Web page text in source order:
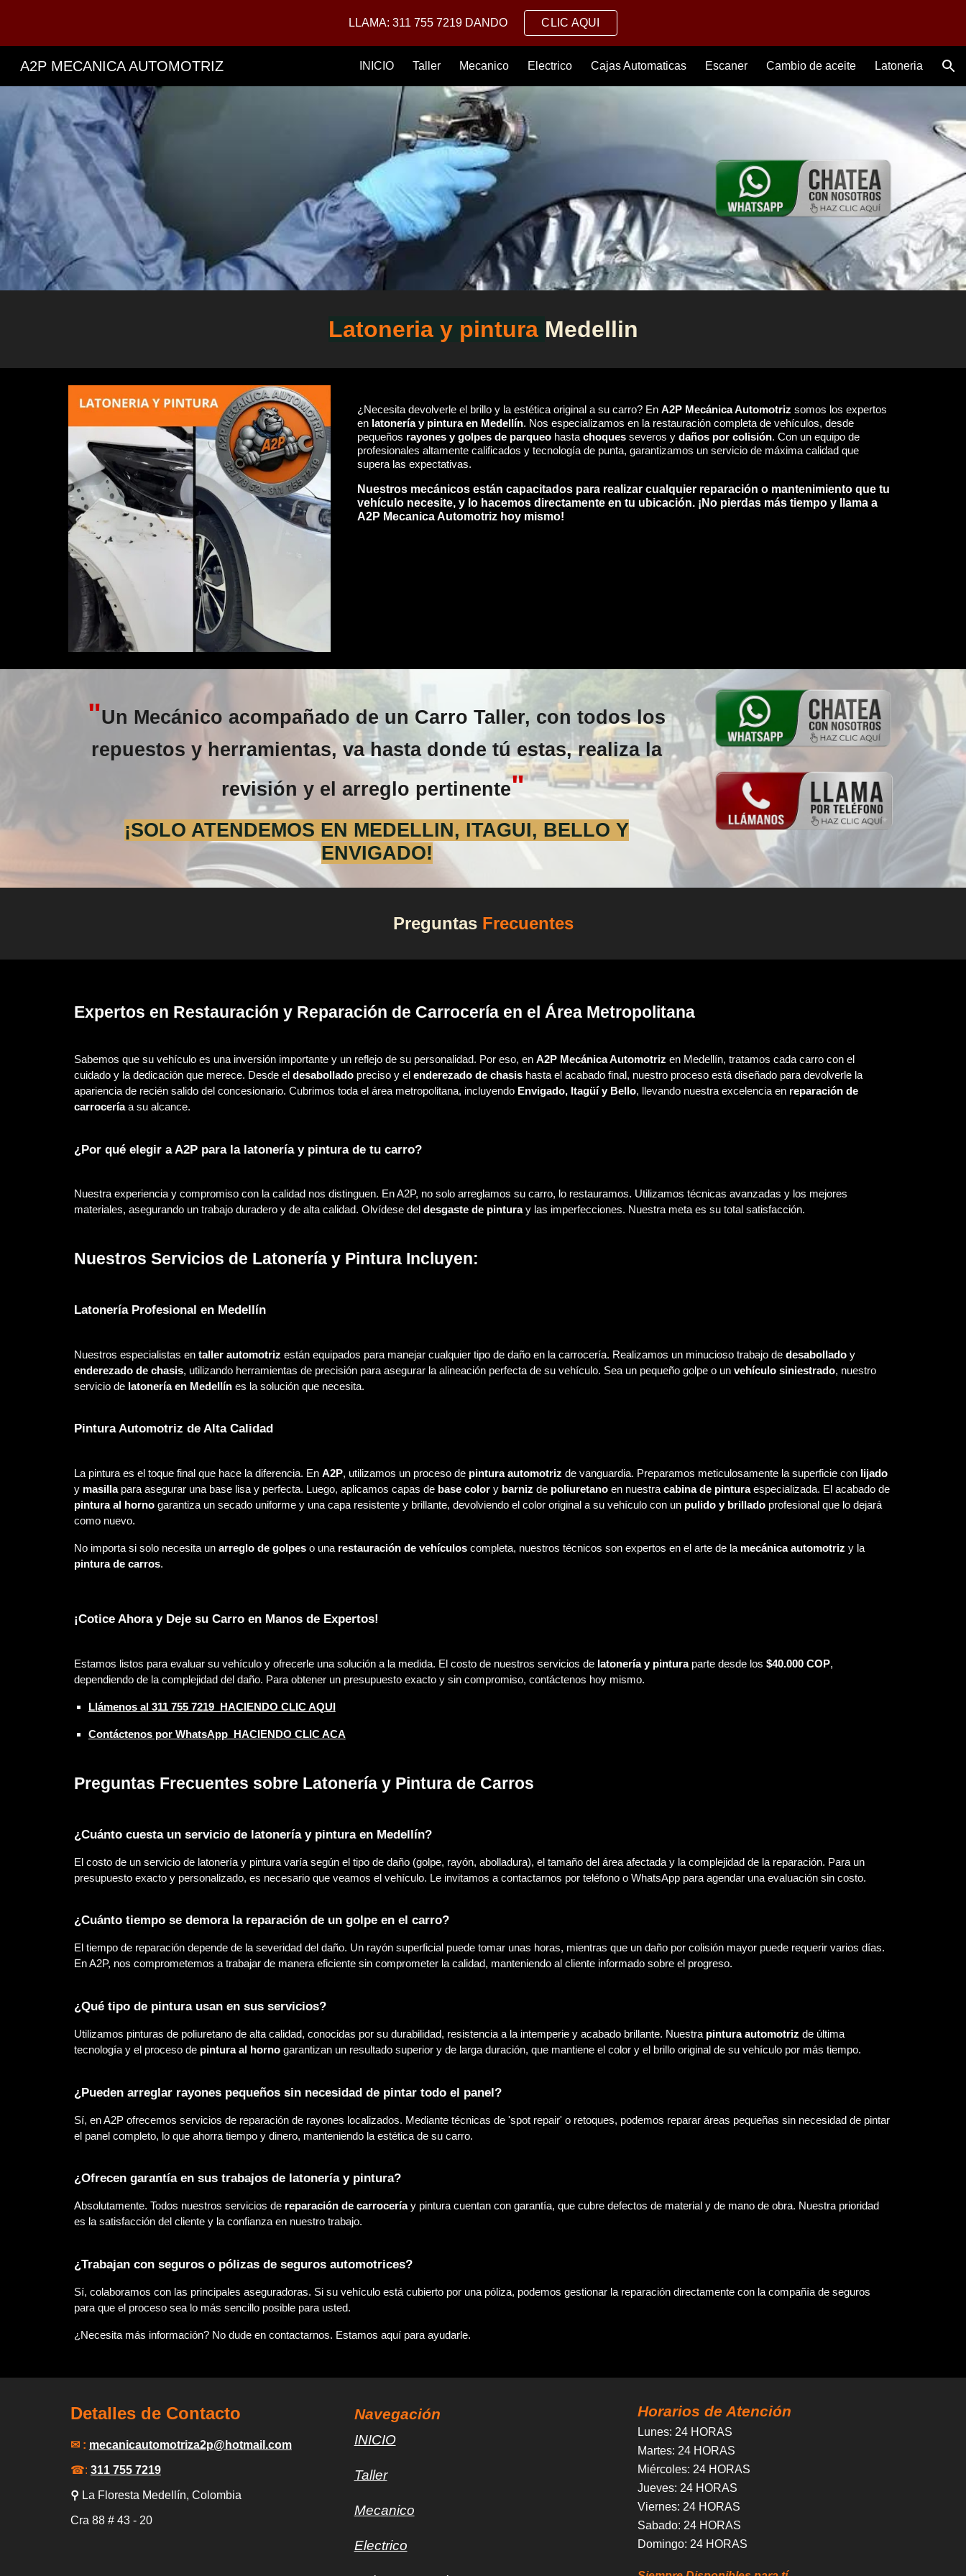
Skip to main content Skip to navigation
LLAMA: 311 755 7219 DANDO CLIC AQUI
A2P MECANICA AUTOMOTRIZ INICIO Taller Mecanico Electrico Cajas Automaticas Escaner Cambio de aceite Latoneria
Latoneria y pintura Medellin
¿Necesita devolverle el brillo y la estética original a su carro? EnA2P Mecánica Automotriz somos los expertos
en latonería y pintura en Medellín. Nos especializamos en la restauración completa de vehículos, desde
pequeños rayones y golpes de parqueo hastachoques severos ydaños por colisión. Con un equipo de
profesionales altamente calificados y tecnología de punta, garantizamos un servicio de máxima calidad que
supera las expectativas.
Nuestros mecánicos están capacitados para realizar cualquier reparación o mantenimiento que tu
vehículo necesite, y lo hacemos directamente en tu ubicación. ¡No pierdas más tiempo y llama a
A2P Mecanica Automotriz hoy mismo!
"Un Mecánico acompañado de un Carro Taller, con todos los
repuestos y herramientas, va hasta donde tú estas, realiza la
revisión y el arreglo pertinente"
¡SOLO ATENDEMOS EN MEDELLIN, ITAGUI, BELLO Y
ENVIGADO!
Preguntas Frecuentes
Expertos en Restauración y Reparación de Carrocería en el Área Metropolitana
Sabemos que su vehículo es una inversión importante y un reflejo de su personalidad. Por eso, en A2P Mecánica Automotriz en Medellín, tratamos cada carro con el
cuidado y la dedicación que merece. Desde el desabolladopreciso y el enderezado de chasishasta el acabado final, nuestro proceso está diseñado para devolverle la
apariencia de recién salido del concesionario. Cubrimos toda el área metropolitana, incluyendo Envigado, Itagüí y Bello, llevando nuestra excelencia en reparación de
carroceríaa su alcance.
¿Por qué elegir a A2P para la latonería y pintura de tu carro?
Nuestra experiencia y compromiso con la calidad nos distinguen. En A2P, no solo arreglamos su carro, lo restauramos. Utilizamos técnicas avanzadas y los mejores
materiales, asegurando un trabajo duradero y de alta calidad. Olvídese del desgaste de pinturay las imperfecciones. Nuestra meta es su total satisfacción.
Nuestros Servicios de Latonería y Pintura Incluyen:
Latonería Profesional en Medellín
Nuestros especialistas en taller automotriz están equipados para manejar cualquier tipo de daño en la carrocería. Realizamos un minucioso trabajo de desabolladoy
enderezado de chasis, utilizando herramientas de precisión para asegurar la alineación perfecta de su vehículo. Sea un pequeño golpe o un vehículo siniestrado, nuestro
servicio de latonería en Medellínes la solución que necesita.
Pintura Automotriz de Alta Calidad
La pintura es el toque final que hace la diferencia. En A2P, utilizamos un proceso de pintura automotriz de vanguardia. Preparamos meticulosamente la superficie con lijado
y masillapara asegurar una base lisa y perfecta. Luego, aplicamos capas de base colory barniz de poliuretanoen nuestra cabina de pinturaespecializada. El acabado de
pintura al hornogarantiza un secado uniforme y una capa resistente y brillante, devolviendo el color original a su vehículo con un pulido y brilladoprofesional que lo dejará
como nuevo.
No importa si solo necesita un arreglo de golpeso una restauración de vehículoscompleta, nuestros técnicos son expertos en el arte de la mecánica automotriz y la
pintura de carros.
¡Cotice Ahora y Deje su Carro en Manos de Expertos!
Estamos listos para evaluar su vehículo y ofrecerle una solución a la medida. El costo de nuestros servicios de latonería y pinturaparte desde los $40.000 COP,
dependiendo de la complejidad del daño. Para obtener un presupuesto exacto y sin compromiso, contáctenos hoy mismo.
Llámenos al 311 755 7219 HACIENDO CLIC AQUI
Contáctenos por WhatsApp HACIENDO CLIC ACA
Preguntas Frecuentes sobre Latonería y Pintura de Carros
¿Cuánto cuesta un servicio de latonería y pintura en Medellín?
El costo de un servicio de latonería y pintura varía según el tipo de daño (golpe, rayón, abolladura), el tamaño del área afectada y la complejidad de la reparación. Para un
presupuesto exacto y personalizado, es necesario que veamos el vehículo. Le invitamos a contactarnos por teléfono o WhatsApp para agendar una evaluación sin costo.
¿Cuánto tiempo se demora la reparación de un golpe en el carro?
El tiempo de reparación depende de la severidad del daño. Un rayón superficial puede tomar unas horas, mientras que un daño por colisión mayor puede requerir varios días.
En A2P, nos comprometemos a trabajar de manera eficiente sin comprometer la calidad, manteniendo al cliente informado sobre el progreso.
¿Qué tipo de pintura usan en sus servicios?
Utilizamos pinturas de poliuretano de alta calidad, conocidas por su durabilidad, resistencia a la intemperie y acabado brillante. Nuestra pintura automotriz de última
tecnología y el proceso de pintura al hornogarantizan un resultado superior y de larga duración, que mantiene el color y el brillo original de su vehículo por más tiempo.
¿Pueden arreglar rayones pequeños sin necesidad de pintar todo el panel?
Sí, en A2P ofrecemos servicios de reparación de rayones localizados. Mediante técnicas de 'spot repair' o retoques, podemos reparar áreas pequeñas sin necesidad de pintar
el panel completo, lo que ahorra tiempo y dinero, manteniendo la estética de su carro.
¿Ofrecen garantía en sus trabajos de latonería y pintura?
Absolutamente. Todos nuestros servicios de reparación de carroceríay pintura cuentan con garantía, que cubre defectos de material y de mano de obra. Nuestra prioridad
es la satisfacción del cliente y la confianza en nuestro trabajo.
¿Trabajan con seguros o pólizas de seguros automotrices?
Sí, colaboramos con las principales aseguradoras. Si su vehículo está cubierto por una póliza, podemos gestionar la reparación directamente con la compañía de seguros
para que el proceso sea lo más sencillo posible para usted.
¿Necesita más información? No dude en contactarnos. Estamos aquí para ayudarle.
Detalles de Contacto
✉ : mecanicautomotriza2p@hotmail.com
☎: 311 755 7219
⚲ La Floresta Medellín, Colombia
Cra 88# 43 - 20
Navegación
INICIO
Taller
Mecanico
Electrico
Horarios de Atención
Lunes: 24 HORAS
Martes: 24 HORAS
Miércoles: 24 HORAS
Jueves: 24 HORAS
Viernes: 24 HORAS
Sabado: 24 HORAS
Domingo: 24 HORAS